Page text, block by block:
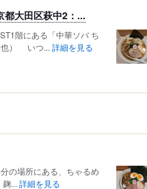
都大田区萩中2：...
階にある「中華ソバ ち
也） いつ... 詳細を見る
の場所にある、ちゃるめ
... 詳細を見る